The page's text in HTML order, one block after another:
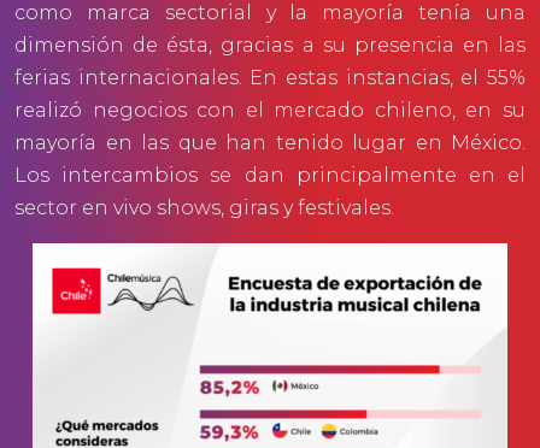
como marca sectorial y la mayoría tenía una
dimensión de ésta, gracias a su presencia en las
ferias internacionales. En estas instancias, el 55%
realizó negocios con el mercado chileno, en su
mayoría en las que han tenido lugar en México.
Los intercambios se dan principalmente en el
sector en vivo shows, giras y festivales.